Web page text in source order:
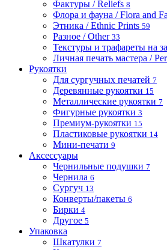
Фактуры / Reliefs 8
Флора и фауна / Flora and
Этника / Ethnic Prints 59
Разное / Other 33
Текстуры и трафареты на
Личная печать мастера /
Рукоятки
Для сургучных печатей 7
Деревянные рукоятки 15
Металлические рукоятки 7
Фигурные рукоятки 3
Премиум-рукоятки 15
Пластиковые рукоятки 14
Мини-печати 9
Аксессуары
Чернильные подушки 7
Чернила 6
Сургуч 13
Конверты/пакеты 6
Бирки 4
Другое 5
Упаковка
Шкатулки 7